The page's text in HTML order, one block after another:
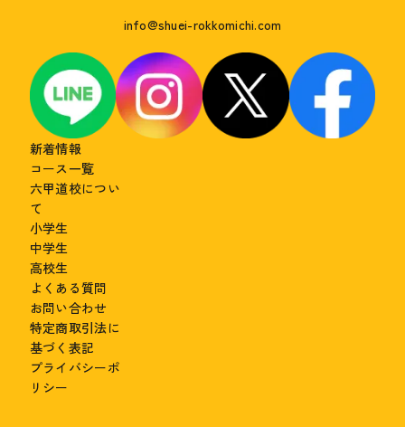
info@shuei-rokkomichi.com
新着情報
コース一覧
六甲道校につい
て
小学生
中学生
高校生
よくある質問
お問い合わせ
特定商取引法に
基づく表記
プライバシーポ
リシー